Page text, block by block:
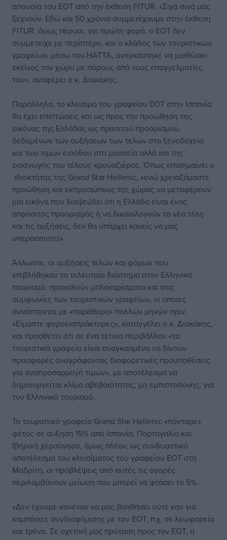
απουσία του ΕΟΤ από την έκθεση FITUR. «Σιγά σιγά μας
ξεχνούν. Εδώ και 50 χρόνια συμμετέχουμε στην έκθεση
FITUR, όμως πέρυσι, για πρώτη φορά, ο ΕΟΤ δεν
συμμετείχε με περίπτερο, και ο κλάδος των τουριστικών
γραφείων, μέσω του ΗΑΤΤΑ, αναγκάστηκε να μισθώσει
εκείνος τον χώρο με πόρους από τους επαγγελματίες
του», αναφέρει ο κ. Διακάκης.
Παράλληλα, το κλείσιμο του γραφείου ΕΟΤ στην Ισπανία
θα έχει επιπτώσεις και ως προς την προώθηση της
εικόνας της Ελλάδας ως προσιτού προορισμού,
δεδομένων των αυξήσεων των τελών στα ξενοδοχεία
και των τιμών εισόδου στα μουσεία αλλά και της
εισαγωγής του τέλους κρουαζιέρας. Όπως επισημαίνει ο
ιδιοκτήτης της Grand Star Hellenic, «ενώ χρειαζόμαστε
προώθηση και εκπροσώπους της χώρας να μεταφέρουν
μια εικόνα που διαψεύδει ότι η Ελλάδα είναι ένας
απρόσιτος προορισμός ή να δικαιολογούν τα νέα τέλη
και τις αυξήσεις, δεν θα υπάρχει κανείς να μας
υπερασπιστεί».
Άλλωστε, οι αυξήσεις τελών και φόρων που
επιβλήθηκαν το τελευταίο διάστημα στον Ελληνικό
τουρισμό, προκαλούν μπλοκαρίσματα και στις
συμφωνίες των τουριστικών γραφείων, οι οποίες
συνάπτονται με «παράθυρο» πολλών μηνών πριν.
«Είμαστε φοροεισπράκτορες», καταγγέλει ο κ. Διακάκης,
και προσθέτει ότι σε ένα τέτοιο περιβάλλον «τα
τουριστικά γραφεία είναι αναγκασμένα να δίνουν
προσφορές αναγράφοντας διαφορετικές προϋποθέσεις
για αναπροσαρμογή τιμών», με αποτέλεσμα να
δημιουργείται κλίμα αβεβαιότητας, μη εμπιστοσύνης, για
τον Ελληνικό τουρισμό.
Το τουριστικό γραφείο Grand Star Hellenic «πόνταρε»
φέτος σε αύξηση 15% από Ισπανία, Πορτογαλία και
Ιβηρική χερσόνησο, όμως πλέον, ως συνδυαστικό
αποτέλεσμα του κλεισίματος του γραφείου ΕΟΤ στη
Μαδρίτη, οι προβλέψεις από αυτές τις αγορές
περιλαμβάνουν μείωση που μπορεί να φτάσει το 5%.
«Δεν έχουμε κανέναν να μας βοηθήσει ούτε καν για
καμπάνιες συνδιαφήμισης με τον ΕΟΤ, π.χ. σε λεωφορεία
και τρένα. Σε σχετική μας πρόταση προς τον ΕΟΤ, η